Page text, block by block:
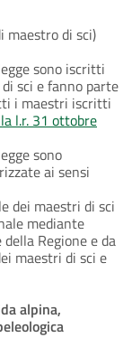
maestro di sci)
sono iscritti
sci e fanno parte
i maestri iscritti
l.r. 31 ottobre
sono
ai sensi
dei maestri di sci
mediante
Regione e da
maestri di sci e
alpina,